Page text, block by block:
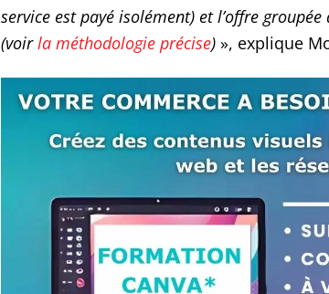
service est payé isolément) et l’offre
(voirla méthodologie précise)», explique